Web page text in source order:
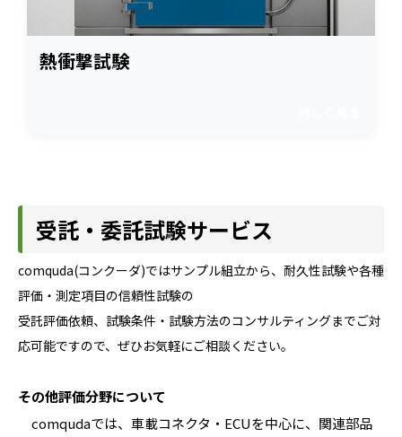
熱衝撃試験
受託・委託試験サービス
comquda(コンクーダ)ではサンプル組立から、耐久性試験や各種
評価・測定項目の信頼性試験の
受託評価依頼、試験条件・試験方法のコンサルティングまでご対
応可能ですので、ぜひお気軽にご相談ください。
その他評価分野について
comqudaでは、車載コネクタ・ECUを中心に、関連部品